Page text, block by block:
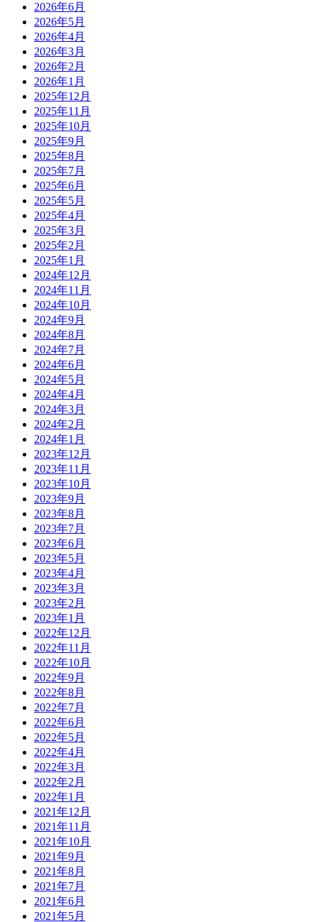
2026年6月
2026年5月
2026年4月
2026年3月
2026年2月
2026年1月
2025年12月
2025年11月
2025年10月
2025年9月
2025年8月
2025年7月
2025年6月
2025年5月
2025年4月
2025年3月
2025年2月
2025年1月
2024年12月
2024年11月
2024年10月
2024年9月
2024年8月
2024年7月
2024年6月
2024年5月
2024年4月
2024年3月
2024年2月
2024年1月
2023年12月
2023年11月
2023年10月
2023年9月
2023年8月
2023年7月
2023年6月
2023年5月
2023年4月
2023年3月
2023年2月
2023年1月
2022年12月
2022年11月
2022年10月
2022年9月
2022年8月
2022年7月
2022年6月
2022年5月
2022年4月
2022年3月
2022年2月
2022年1月
2021年12月
2021年11月
2021年10月
2021年9月
2021年8月
2021年7月
2021年6月
2021年5月